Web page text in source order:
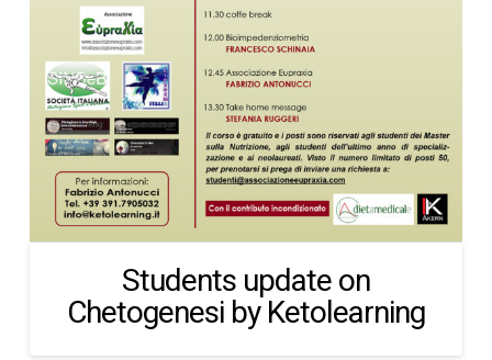
Students update on
Chetogenesi by Ketolearning